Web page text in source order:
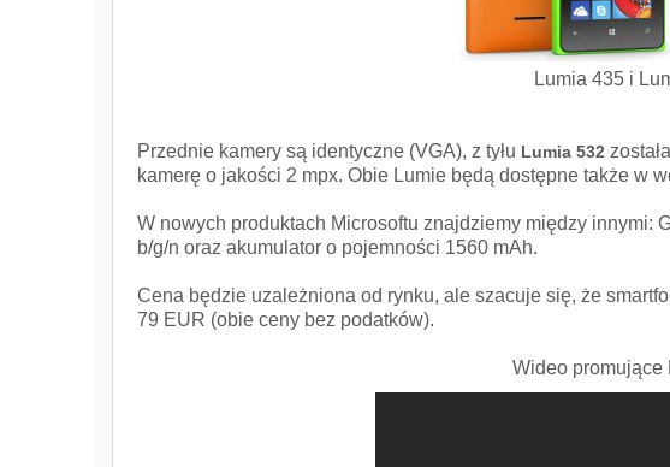
Lumia 435 i
Przednie kamery są identyczne (VGA), z tyłu Lumia 532
kamerę o jakości 2 mpx. Obie Lumie będą dostępne także w
W nowych produktach Microsoftu znajdziemy między innymi:
b/g/n oraz akumulator o pojemności 1560 mAh.
Cena będzie uzależniona od rynku, ale szacuje się, że
79 EUR (obie ceny bez podatków).
Wideo promujące